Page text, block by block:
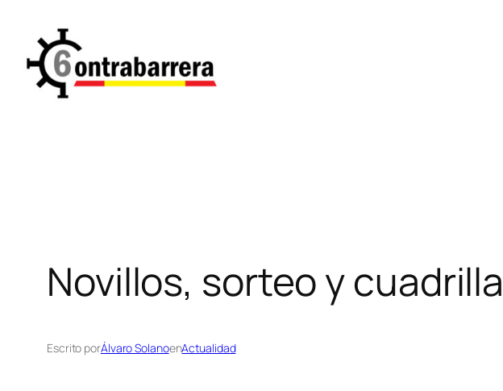
contenido
Novillos, sorteo y
Escrito porÁlvaro SolanoenActualidad